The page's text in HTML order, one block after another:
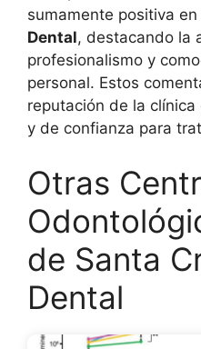
sumamente positiva en
Dental, destacando la
profesionalismo y
personal. Estos
reputación de la
y de confianza para
Otras
de Santa
Dental